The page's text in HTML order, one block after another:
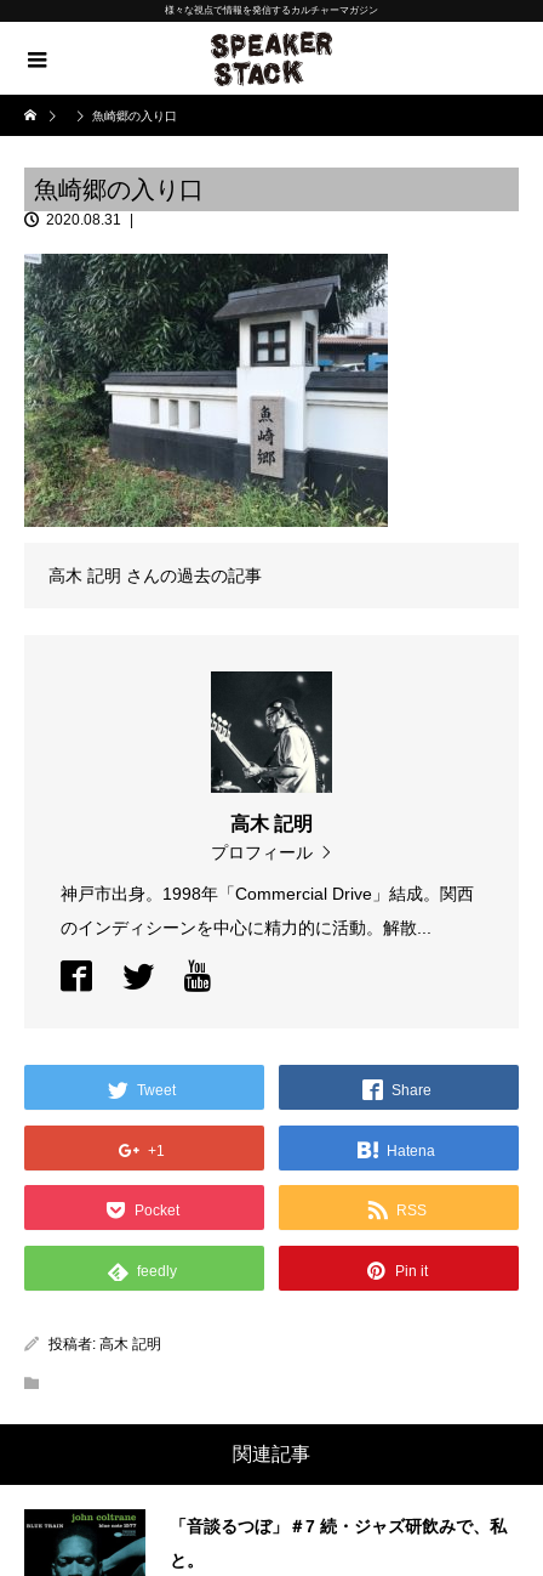
様々な視点で情報を発信するカルチャーマガジン
魚崎郷の入り口
魚崎郷の入り口
2020.08.31
高木 記明 さんの過去の記事
高木 記明
プロフィール
神戸市出身。1998年「Commercial Drive」結成。関西
のインディシーンを中心に精力的に活動。解散...
Tweet Share
+1 Hatena
Pocket RSS
feedly Pin it
投稿者: 高木 記明
関連記事
「音談るつぼ」＃7 続・ジャズ研飲みで、私
と。